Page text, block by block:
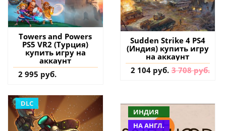
Towers and Powers
PS5 VR2 (Турция)
купить игру на
аккаунт
2 995 руб.
Sudden Strike 4 PS4
(Индия) купить игру
на аккаунт
2 104 руб. 3 708 руб.
DLC
ИНДИЯ
НА АНГЛ.